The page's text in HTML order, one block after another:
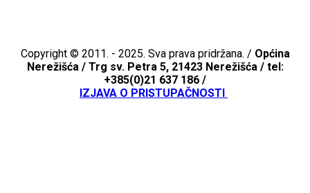
Copyright © 2011. - 2025. Sva prava pridržana. / Općina
Nerežišća /Trg sv. Petra 5, 21423 Nerežišća / tel:
+385(0)21 637 186 /
IZJAVA O PRISTUPAČNOSTI